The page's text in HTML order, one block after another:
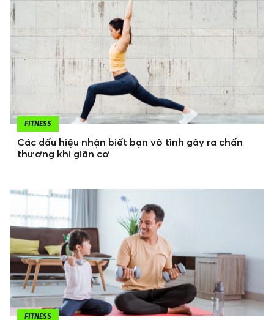
FITNESS
Các dấu hiệu nhận biết bạn vô tình gây ra chấn
thương khi giãn cơ
FITNESS